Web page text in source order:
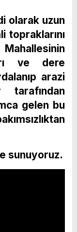
olarak uzun
topraklarını
Mahallesinin
ve dere
arazi
tarafından
gelen bu
sunuyoruz.